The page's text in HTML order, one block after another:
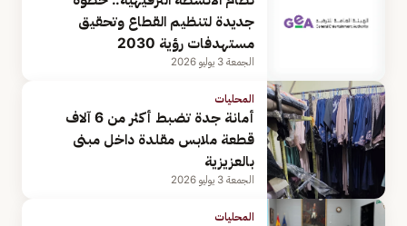
جديدة لتنظيم القطاع وتحقيق
مستهدفات رؤية 2030
الجمعة 3 يوليو 2026
المحليات
أمانة جدة تضبط أكثر من 6 آلاف
قطعة ملابس مقلدة داخل مبنى
بالعزيزية
الجمعة 3 يوليو 2026
المحليات